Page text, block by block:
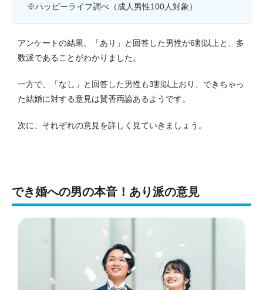
※ハッピーライフ調べ（成人男性100人対象）
アンケートの結果、「あり」と回答した男性が6割以上と、多
数派であることがわかりました。
一方で、「なし」と回答した男性も3割以上おり、できちゃっ
た結婚に対する意見は賛否両論あるようです。
次に、それぞれの意見を詳しく見ていきましょう。
でき婚への男の本音！あり派の意見